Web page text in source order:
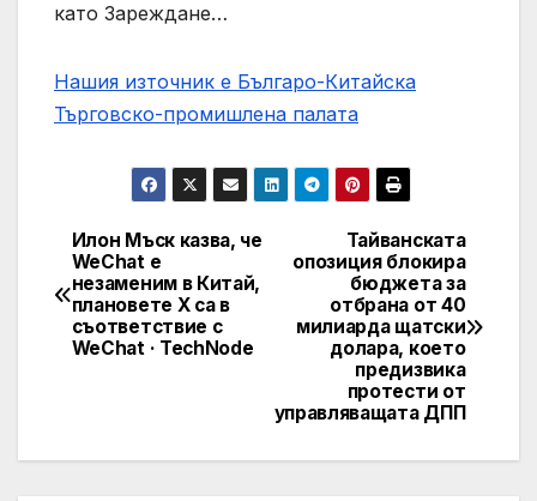
като Зареждане…
Нашия източник е Българо-Китайска
Търговско-промишлена палaта
Post
navigation
Тайванската
опозиция блокира
бюджета за
отбрана от 40
милиарда щатски
долара, което
предизвика
протести от
управляващата ДПП
Илон Мъск казва, че
WeChat е
незаменим в Китай,
плановете X са в
съответствие с
WeChat · TechNode